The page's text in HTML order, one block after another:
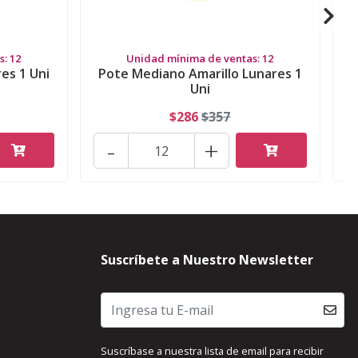
12
1 Uni
Unidad mínima de ventas: 12
Pote Mediano Amarillo Lunares 1
Uni
$286$357
+
-
Suscríbete a Nuestro Newsletter
Suscríbase a nuestra lista de email para recibir